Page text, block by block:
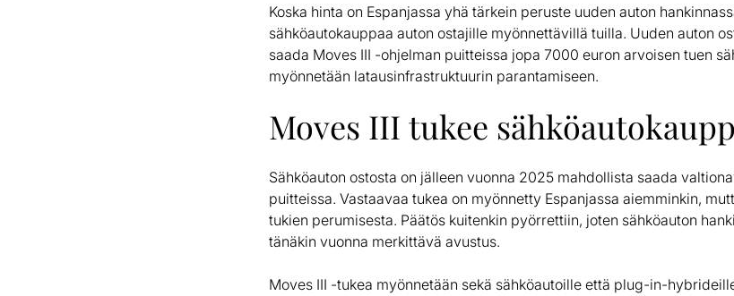
Koska hinta on Espanjassa yhä tärkein peruste uuden auton
sähköautokauppaa auton ostajille myönnettävillä tuilla. Uuden auton
saada Moves III -ohjelman puitteissa jopa 7000 euron arvoisen tuen
myönnetään latausinfrastruktuurin parantamiseen.
Moves III tukee
Sähköauton ostosta on jälleen vuonna 2025 mahdollista saada
puitteissa. Vastaavaa tukea on myönnetty Espanjassa aiemminkin,
tukien perumisesta. Päätös kuitenkin pyörrettiin, joten sähköauton
tänäkin vuonna merkittävä avustus.
Moves III -tukea myönnetään sekä sähköautoille että plug-in-